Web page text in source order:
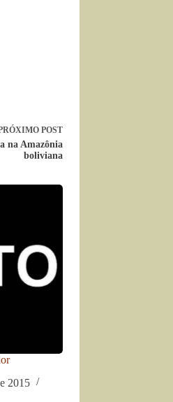
POST
na Amazônia
boliviana
2015